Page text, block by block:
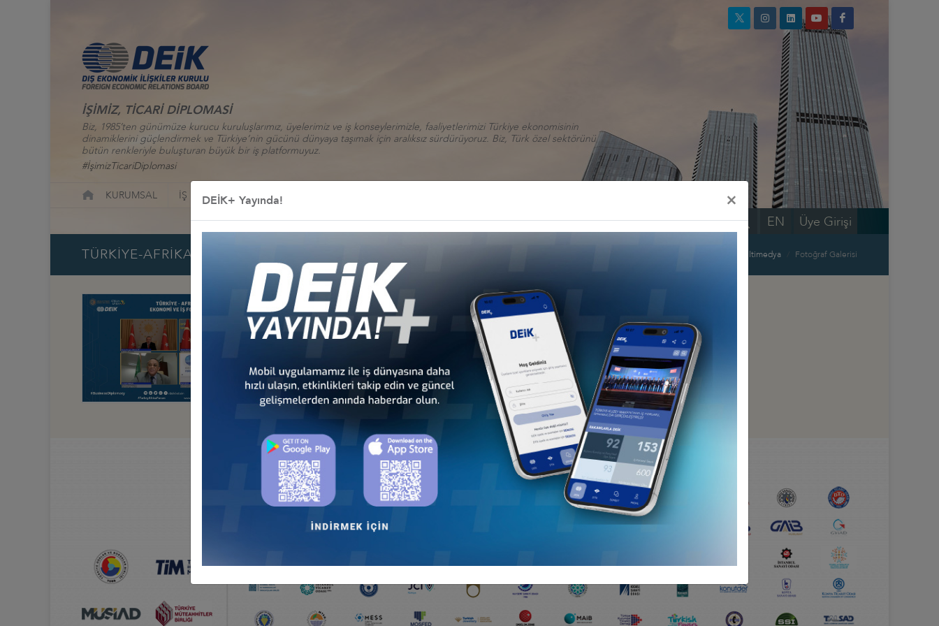
İŞİMİZ, TİCARİ DİPLOMASİ
Biz, 1985’ten günümüze kurucu kuruluşlarımız, üyelerimiz ve iş konseylerimizle, faaliyetlerimizi Türkiye ekonomisinin
dinamiklerini güçlendirmek ve Türkiye’nin gücünü dünyaya taşımak için aralıksız sürdürüyoruz. Biz, Türk özel sektörünü
bütün renkleriyle buluşturan büyük bir iş platformuyuz.
#İşimizTicariDiplomasi
KURUMSAL İŞ KONSEYLERİ ÜYELİK
Üye Girişi
EN
TÜRKİYE-AFRİKA EKONOMİ VE İŞ FORUMU Multimedya Fotoğraf Galerisi
92 KURUCU KURULUŞUMUZ VE KURUMSAL ÜYELERİMİZ İLE ÇOK DAHA GÜÇLÜYÜZ...
DEİK+ Yayında! ×